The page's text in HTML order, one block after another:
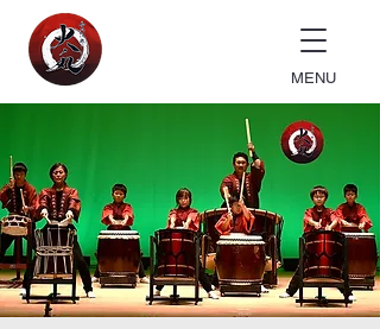
MENU